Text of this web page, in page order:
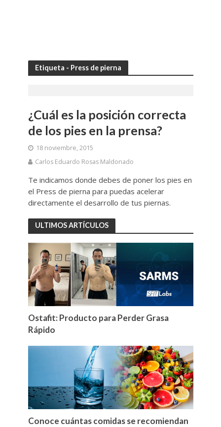
Etiqueta - Press de pierna
¿Cuál es la posición correcta
de los pies en la prensa?
18 noviembre, 2015
Carlos Eduardo Rosas Maldonado
Te indicamos donde debes de poner los pies en
el Press de pierna para puedas acelerar
directamente el desarrollo de tus piernas.
ULTIMOS ARTÍCULOS
Ostafit: Producto para Perder Grasa
Rápido
Conoce cuántas comidas se recomiendan